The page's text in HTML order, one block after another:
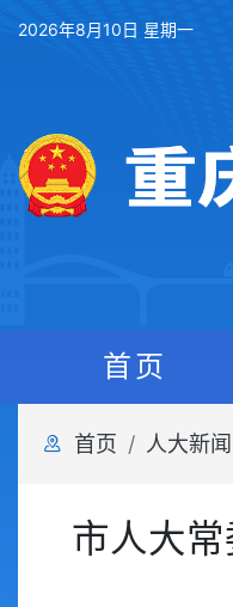
2026年8月10日 星期一
首页
首页 人大新闻
市人大